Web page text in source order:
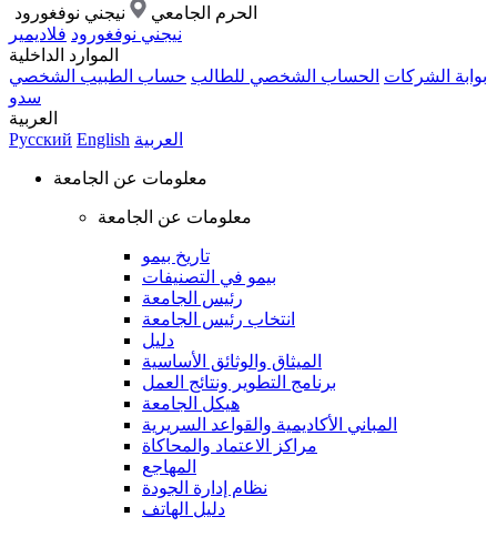
الحرم الجامعي
نيجني نوفغورود
نيجني نوفغورود فلاديمير
الموارد الداخلية
بوابة الشركات الحساب الشخصي للطالب حساب الطبيب الشخصي
سدو
العربية
Русский English العربية
معلومات عن الجامعة
معلومات عن الجامعة
تاريخ بيمو
بيمو في التصنيفات
رئيس الجامعة
انتخاب رئيس الجامعة
دليل
الميثاق والوثائق الأساسية
برنامج التطوير ونتائج العمل
هيكل الجامعة
المباني الأكاديمية والقواعد السريرية
مراكز الاعتماد والمحاكاة
المهاجع
نظام إدارة الجودة
دليل الهاتف